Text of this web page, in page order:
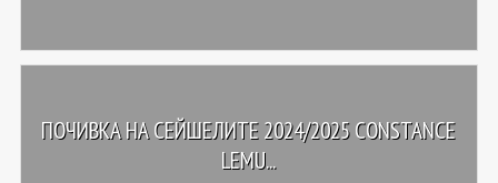
ПОЧИВКА НА СЕЙШЕЛИТЕ 2024/2025 CONSTANCE
LEMU...